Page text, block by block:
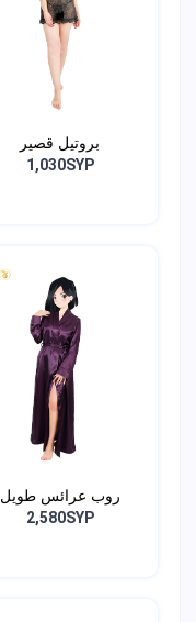
بروتيل قصير
1,030SYP
روب عرائس طويل
2,580SYP